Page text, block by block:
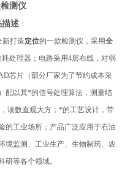
测仪
描述：
新打造定位的一款检测仪，采用全
处理器；电路采用4层布线，对弱
芯片（部分厂家为了节约成本采
配以其*的信号处理算法，测量结
读数直观大方；*的工艺设计，带
的工业场所；产品广泛应用于石油
境监测、工业生产、生物制药、农
研等各个领域。